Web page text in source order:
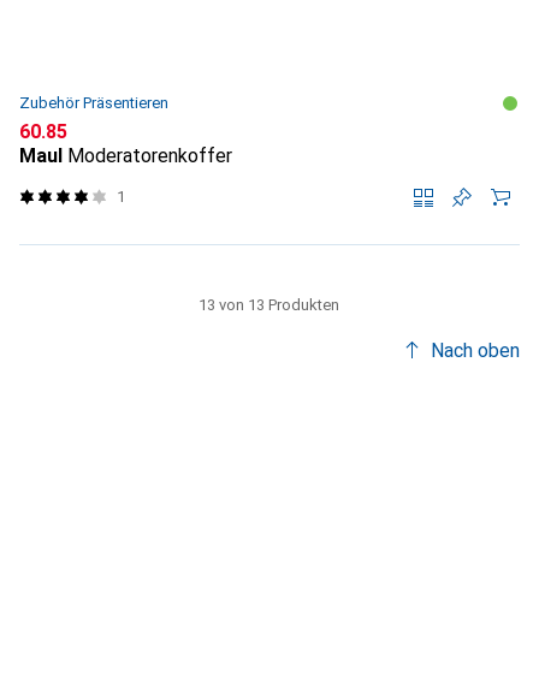
Zubehör Präsentieren
CHF
60.85
Maul Moderatorenkoffer
1
13 von 13 Produkten
Nach oben